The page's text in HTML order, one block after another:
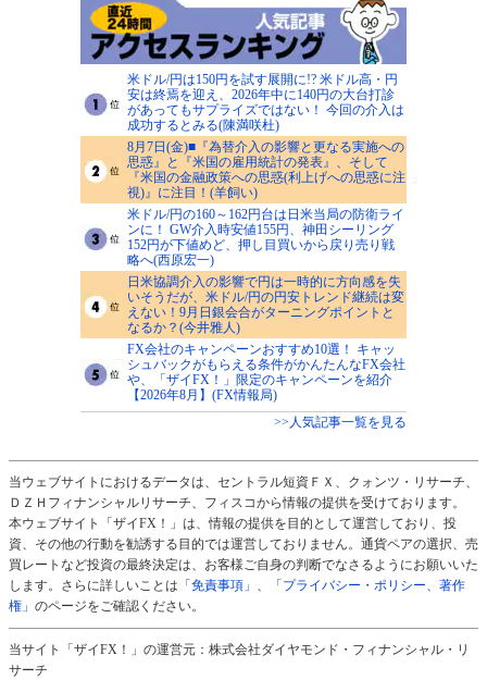
米ドル/円は150円を試す展開に!? 米ドル高・円
安は終焉を迎え、2026年中に140円の大台打診
があってもサプライズではない！ 今回の介入は
成功するとみる(陳満咲杜)
8月7日(金)■『為替介入の影響と更なる実施への
思惑』と『米国の雇用統計の発表』、そして
『米国の金融政策への思惑(利上げへの思惑に注
視)』に注目！(羊飼い)
米ドル/円の160～162円台は日米当局の防衛ライ
ンに！ GW介入時安値155円、神田シーリング
152円が下値めど、押し目買いから戻り売り戦
略へ(西原宏一)
日米協調介入の影響で円は一時的に方向感を失
いそうだが、米ドル/円の円安トレンド継続は変
えない！9月日銀会合がターニングポイントと
なるか？(今井雅人)
FX会社のキャンペーンおすすめ10選！ キャッ
シュバックがもらえる条件がかんたんなFX会社
や、「ザイFX！」限定のキャンペーンを紹介
【2026年8月】(FX情報局)
>>人気記事一覧を見る
当ウェブサイトにおけるデータは、セントラル短資ＦＸ、クォンツ・リサーチ、
ＤＺＨフィナンシャルリサーチ、フィスコから情報の提供を受けております。
本ウェブサイト「ザイFX！」は、情報の提供を目的として運営しており、投
資、その他の行動を勧誘する目的では運営しておりません。通貨ペアの選択、売
買レートなど投資の最終決定は、お客様ご自身の判断でなさるようにお願いいた
します。さらに詳しいことは 「免責事項」
「プライバシー・ポリシー、著作
権」 のページをご確認ください。
当サイト「ザイFX！」の運営元：株式会社ダイヤモンド・フィナンシャル・リ
サーチ